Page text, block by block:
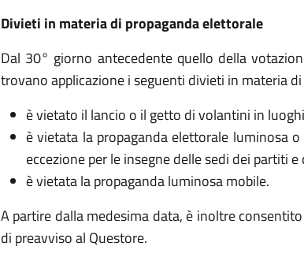
Divieti in materia di propaganda elettorale
Dal 30° giorno antecedente quello della
trovano applicazione i seguenti divieti in materia
è vietato il lancio o il getto di volantini in
è vietata la propaganda elettorale luminosa
eccezione per le insegne delle sedi dei partiti
è vietata la propaganda luminosa mobile.
A partire dalla medesima data, è inoltre
di preavviso al Questore.